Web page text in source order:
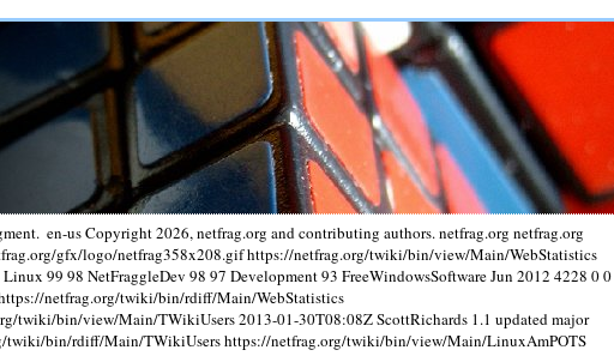
en-usCopyright 2026, netfrag.org and contributing authors.netfrag.org netfrag.org
gfx/logo/netfrag358x208.gifhttps://netfrag.org/twiki/bin/view/Main/WebStatistics
99 98 NetFraggleDev 98 97 Development 93 FreeWindowsSoftware Jun 2012 4228 0 0
netfrag.org/twiki/bin/rdiff/Main/WebStatistics
twiki/bin/view/Main/TWikiUsers2013-01-30T08:08ZScottRichards 1.1 updatedmajor
twiki/bin/rdiff/Main/TWikiUsershttps://netfrag.org/twiki/bin/view/Main/LinuxAmPOTS